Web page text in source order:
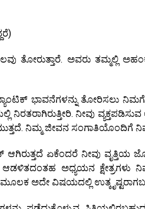
ತೋರುತ್ತಾರೆ. ಅವರು ತಮ್ಮಲ್ಲಿ
ಭಾವನೆಗಳನ್ನು ತೋರಿಸಲು ನಿಮಗೆ
ನೀವು
ನಿಮ್ಮ ಜೀವನ ಸಂಗಾತಿಯೊಂದಿಗೆ
ಏಕೆಂದರೆ ನೀವು ವೃತ್ತಿಯ
ಅಧ್ಯಯನ ಕ್ಷೇತ್ರಗಳು
ಅದೇ ವಿಷಯದಲ್ಲಿ